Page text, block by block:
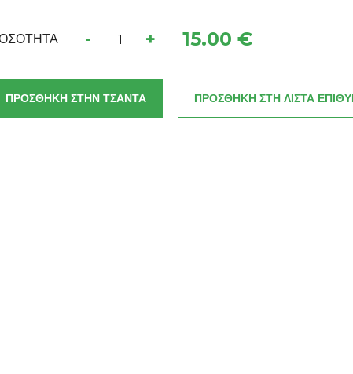
- + 15.00 €
ΠΡΟΣΘΗΚΗ ΣΤΗΝ ΤΣΑΝΤΑ ΠΡΟΣΘΗΚΗ ΣΤΗ ΛΙΣΤΑ